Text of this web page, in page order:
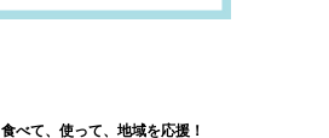
食べて、使って、地域を応援！